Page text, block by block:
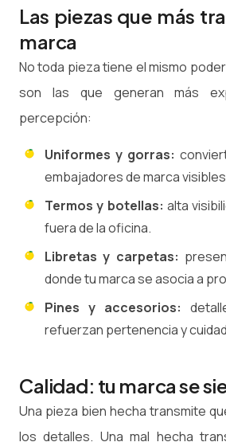
Las piezas que más
marca
No toda pieza tiene el mismo
son las que generan más
percepción:
Uniformes y gorras:
embajadores de marca
Termos y botellas: alta
fuera de la oficina.
Libretas y carpetas:
donde tu marca se asocia a
Pines y accesorios:
refuerzan pertenencia y
Calidad: tu marca se
Una pieza bien hecha transmite
los detalles. Una mal hecha